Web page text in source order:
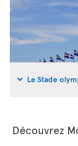
Le Stade
Découvrez